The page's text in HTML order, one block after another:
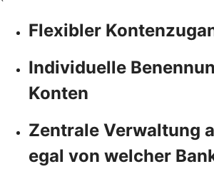
Flexibler
Individuelle
Konten
Zentrale Verwaltung
egal von welcher